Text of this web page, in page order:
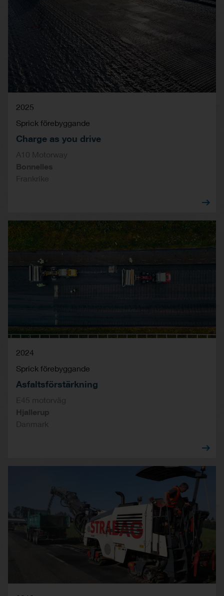
2025
Sprick förebyggande
Charge as you drive
A10 Motorway
Bonnelles
Frankrike
2024
Sprick förebyggande
Asfaltsförstärkning
E45 motorväg
Hjallerup
Danmark